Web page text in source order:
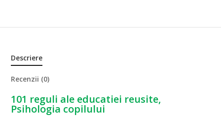
Descriere
Recenzii (0)
101 reguli ale educatiei reusite,
Psihologia copilului